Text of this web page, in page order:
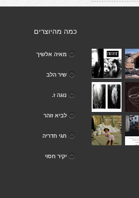
כמה מהיוצרים
מאיה אלשיך
שיר הלב
נוגה ז.
לביא זוהר
חגי חדריה
יקיר חסוי